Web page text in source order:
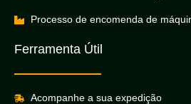
Processo de encomenda de
Ferramenta Útil
Acompanhe a sua expedição